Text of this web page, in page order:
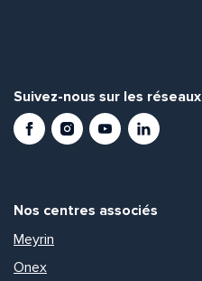
Suivez-nous sur les réseaux
FacebookInstagramYoutubeLinkedIn
Nos centres associés
Meyrin
Onex